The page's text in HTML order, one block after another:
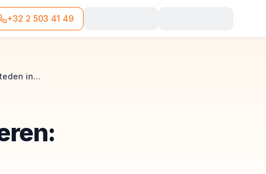
+32 2 503 41 49
Bedrijfsdomiciliëring in Vlaanderen: regels, talen en steden in 2026